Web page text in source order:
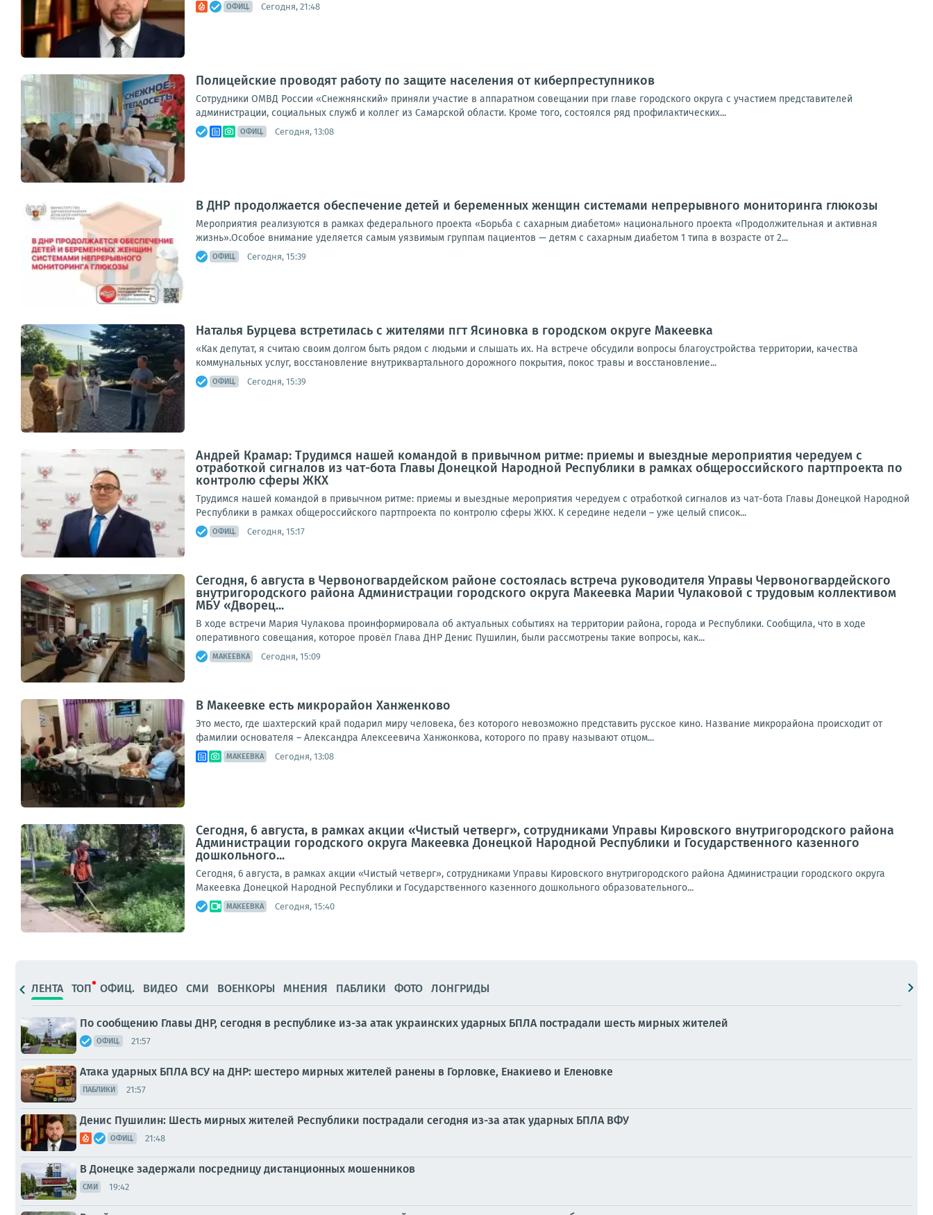
ОФИЦ. Сегодня, 21:48
Полицейские проводят работу по защите населения от киберпреступников
Сотрудники ОМВД России «Снежнянский» приняли участие в аппаратном совещании при главе городского округа с участием представителей
администрации, социальных служб и коллег из Самарской области. Кроме того, состоялся ряд профилактических...
ОФИЦ. Сегодня, 13:08
В ДНР продолжается обеспечение детей и беременных женщин системами непрерывного мониторинга глюкозы
Мероприятия реализуются в рамках федерального проекта «Борьба с сахарным диабетом» национального проекта «Продолжительная и активная
жизнь».Особое внимание уделяется самым уязвимым группам пациентов — детям с сахарным диабетом 1 типа в возрасте от 2...
ОФИЦ. Сегодня, 15:39
Наталья Бурцева встретилась с жителями пгт Ясиновка в городском округе Макеевка
«Как депутат, я считаю своим долгом быть рядом с людьми и слышать их. На встрече обсудили вопросы благоустройства территории, качества
коммунальных услуг, восстановление внутриквартального дорожного покрытия, покос травы и восстановление...
ОФИЦ. Сегодня, 15:39
Андрей Крамар: Трудимся нашей командой в привычном ритме: приемы и выездные мероприятия чередуем с
отработкой сигналов из чат-бота Главы Донецкой Народной Республики в рамках общероссийского партпроекта по
контролю сферы ЖКХ
Трудимся нашей командой в привычном ритме: приемы и выездные мероприятия чередуем с отработкой сигналов из чат-бота Главы Донецкой Народной
Республики в рамках общероссийского партпроекта по контролю сферы ЖКХ. К середине недели – уже целый список...
ОФИЦ. Сегодня, 15:17
Сегодня, 6 августа в Червоногвардейском районе состоялась встреча руководителя Управы Червоногвардейского
внутригородского района Администрации городского округа Макеевка Марии Чулаковой с трудовым коллективом
МБУ «Дворец...
В ходе встречи Мария Чулакова проинформировала об актуальных событиях на территории района, города и Республики. Сообщила, что в ходе
оперативного совещания, которое провёл Глава ДНР Денис Пушилин, были рассмотрены такие вопросы, как...
МАКЕЕВКА Сегодня, 15:09
В Макеевке есть микрорайон Ханженково
Это место, где шахтерский край подарил миру человека, без которого невозможно представить русское кино. Название микрорайона происходит от
фамилии основателя – Александра Алексеевича Ханжонкова, которого по праву называют отцом...
МАКЕЕВКА Сегодня, 13:08
Сегодня, 6 августа, в рамках акции «Чистый четверг», сотрудниками Управы Кировского внутригородского района
Администрации городского округа Макеевка Донецкой Народной Республики и Государственного казенного
дошкольного...
Сегодня, 6 августа, в рамках акции «Чистый четверг», сотрудниками Управы Кировского внутригородского района Администрации городского округа
Макеевка Донецкой Народной Республики и Государственного казенного дошкольного образовательного...
МАКЕЕВКА Сегодня, 15:40
ЛЕНТА ТОП ОФИЦ. ВИДЕО СМИ ВОЕНКОРЫ МНЕНИЯ ПАБЛИКИ ФОТО ЛОНГРИДЫ
По сообщению Главы ДНР, сегодня в республике из-за атак украинских ударных БПЛА пострадали шесть мирных жителей
ОФИЦ. 21:57
Атака ударных БПЛА ВСУ на ДНР: шестеро мирных жителей ранены в Горловке, Енакиево и Еленовке
ПАБЛИКИ 21:57
Денис Пушилин: Шесть мирных жителей Республики пострадали сегодня из-за атак ударных БПЛА ВФУ
ОФИЦ. 21:48
В Донецке задержали посредницу дистанционных мошенников
СМИ 19:42